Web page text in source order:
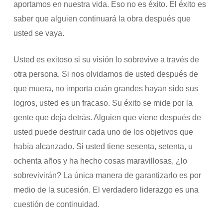
aportamos en nuestra vida. Eso no es éxito. El éxito es
saber que alguien continuará la obra después que
usted se vaya.
Usted es exitoso si su visión lo sobrevive a través de
otra persona. Si nos olvidamos de usted después de
que muera, no importa cuán grandes hayan sido sus
logros, usted es un fracaso. Su éxito se mide por la
gente que deja detrás. Alguien que viene después de
usted puede destruir cada uno de los objetivos que
había alcanzado. Si usted tiene sesenta, setenta, u
ochenta años y ha hecho cosas maravillosas, ¿lo
sobrevivirán? La única manera de garantizarlo es por
medio de la sucesión. El verdadero liderazgo es una
cuestión de continuidad.